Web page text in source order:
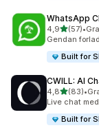
WhatsApp
4,9ud af 5
(57)
57 •
Gendan
Built for
CWILL: AI
4,8ud af 5
(83)
83 •
Live chat
Built for